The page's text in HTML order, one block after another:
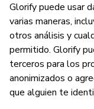
Glorify puede usar
varias maneras,
otros análisis y
permitido. Glorify
terceros para los
anonimizados o
que alguien te